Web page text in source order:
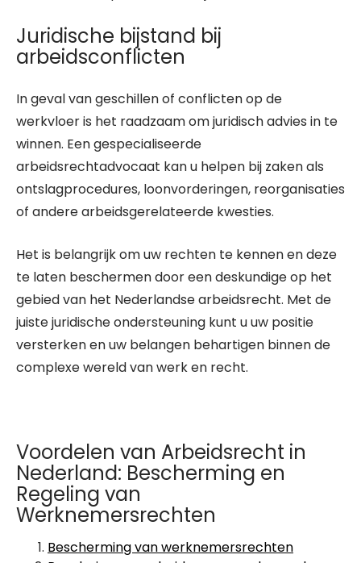
Juridische bijstand bij
arbeidsconflicten
In geval van geschillen of conflicten op de
werkvloer is het raadzaam om juridisch advies in te
winnen. Een gespecialiseerde
arbeidsrechtadvocaat kan u helpen bij zaken als
ontslagprocedures, loonvorderingen, reorganisaties
of andere arbeidsgerelateerde kwesties.
Het is belangrijk om uw rechten te kennen en deze
te laten beschermen door een deskundige op het
gebied van het Nederlandse arbeidsrecht. Met de
juiste juridische ondersteuning kunt u uw positie
versterken en uw belangen behartigen binnen de
complexe wereld van werk en recht.
Voordelen van Arbeidsrecht in
Nederland: Bescherming en
Regeling van
Werknemersrechten
Bescherming van werknemersrechten